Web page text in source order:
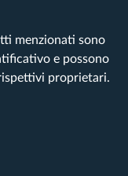
menzionati sono
e possono
proprietari.